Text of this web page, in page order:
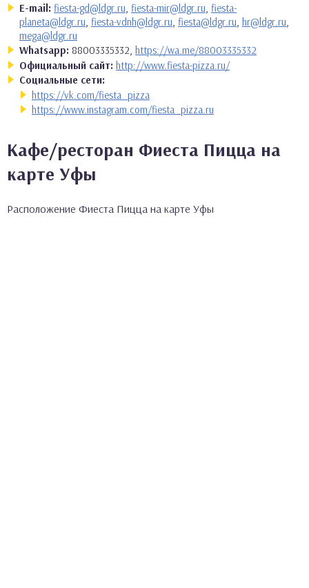
E-mail: fiesta-gd@ldgr.ru fiesta-mir@ldgr.ru fiesta-
planeta@ldgr.ru fiesta-vdnh@ldgr.ru fiesta@ldgr.ru hr@ldgr.ru
mega@ldgr.ru
Whatsapp: 88003335332, https://wa.me/88003335332
Официальный сайт: http://www.fiesta-pizza.ru/
Социальные сети:
https://vk.com/fiesta_pizza
https://www.instagram.com/fiesta_pizza.ru
Кафе/ресторан Фиеста Пицца на
карте Уфы
Расположение Фиеста Пицца на карте Уфы